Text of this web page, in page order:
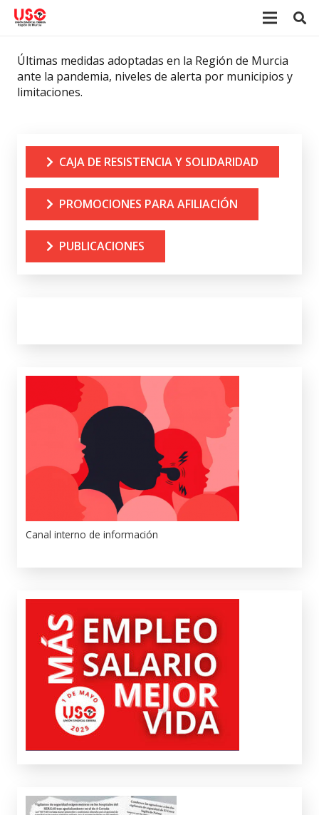
Últimas medidas adoptadas en la Región de Murcia
ante la pandemia, niveles de alerta por municipios y
limitaciones.
CAJA DE RESISTENCIA Y SOLIDARIDAD
PROMOCIONES PARA AFILIACIÓN
PUBLICACIONES
Canal interno de información